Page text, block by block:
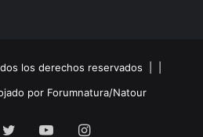
los derechos reservados | |
por Forumnatura/Natour
TwitterYouTubeInstagram